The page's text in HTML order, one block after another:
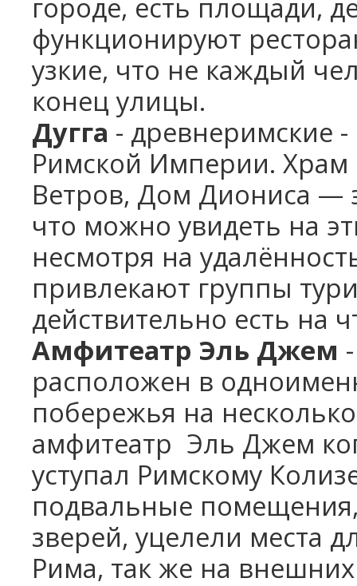
городе, есть площади,
функционируют
узкие, что не каждый
конец улицы.
Дугга - древнеримские
Римской Империи. Храм
Ветров, Дом Диониса —
что можно увидеть на
несмотря на
привлекают группы
действительно есть на
Амфитеатр Эль Джем
расположен в
побережья на
амфитеатр Эль Джем
уступал Римскому
подвальные
зверей, уцелели места
Рима, так же на